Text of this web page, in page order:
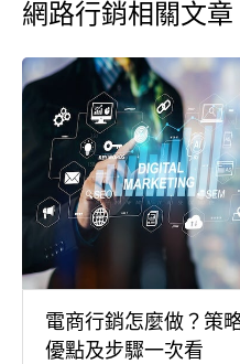
網路行銷相關文章
電商行銷怎麼做？策
優點及步驟一次看